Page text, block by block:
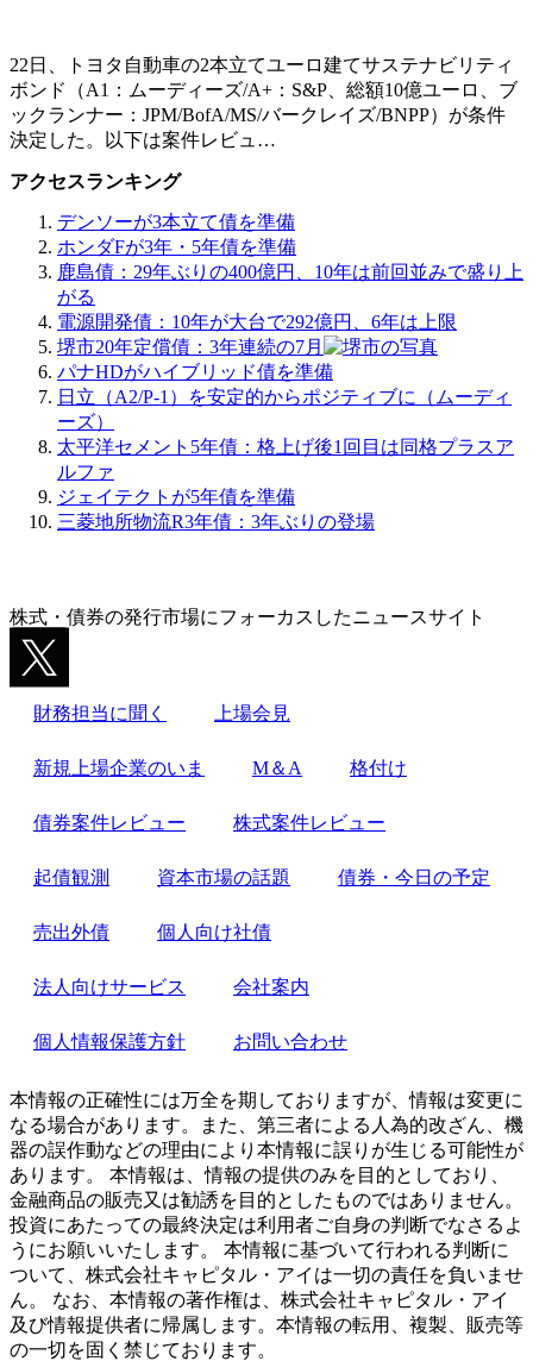
22日、トヨタ自動車の2本立てユーロ建てサステナビリティ
ボンド（A1：ムーディーズ/A+：S&P、総額10億ユーロ、ブ
ックランナー：JPM/BofA/MS/バークレイズ/BNPP）が条件
決定した。以下は案件レビュ…
アクセスランキング
デンソーが3本立て債を準備
ホンダFが3年・5年債を準備
鹿島債：29年ぶりの400億円、10年は前回並みで盛り上
がる
電源開発債：10年が大台で292億円、6年は上限
堺市20年定償債：3年連続の7月
パナHDがハイブリッド債を準備
日立（A2/P-1）を安定的からポジティブに（ムーディ
ーズ）
太平洋セメント5年債：格上げ後1回目は同格プラスア
ルファ
ジェイテクトが5年債を準備
三菱地所物流R3年債：3年ぶりの登場
株式・債券の発行市場にフォーカスしたニュースサイト
財務担当に聞く 上場会見
新規上場企業のいま M＆A 格付け
債券案件レビュー 株式案件レビュー
起債観測 資本市場の話題 債券・今日の予定
売出外債 個人向け社債
法人向けサービス 会社案内
個人情報保護方針 お問い合わせ
本情報の正確性には万全を期しておりますが、情報は変更に
なる場合があります。また、第三者による人為的改ざん、機
器の誤作動などの理由により本情報に誤りが生じる可能性が
あります。 本情報は、情報の提供のみを目的としており、
金融商品の販売又は勧誘を目的としたものではありません。
投資にあたっての最終決定は利用者ご自身の判断でなさるよ
うにお願いいたします。 本情報に基づいて行われる判断に
ついて、株式会社キャピタル・アイは一切の責任を負いませ
ん。 なお、本情報の著作権は、株式会社キャピタル・アイ
及び情報提供者に帰属します。本情報の転用、複製、販売等
の一切を固く禁じております。